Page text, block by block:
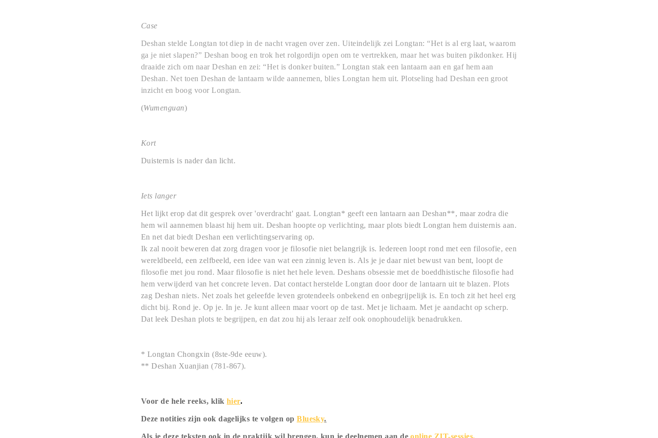
Case
Deshan stelde Longtan tot diep in de nacht vragen over zen. Uiteindelijk zei Longtan: “Het is al erg laat, waarom
ga je niet slapen?” Deshan boog en trok het rolgordijn open om te vertrekken, maar het was buiten pikdonker. Hij
draaide zich om naar Deshan en zei: “Het is donker buiten.” Longtan stak een lantaarn aan en gaf hem aan
Deshan. Net toen Deshan de lantaarn wilde aannemen, blies Longtan hem uit. Plotseling had Deshan een groot
inzicht en boog voor Longtan.
(Wumenguan)
Kort
Duisternis is nader dan licht.
Iets langer
Het lijkt erop dat dit gesprek over 'overdracht' gaat. Longtan* geeft een lantaarn aan Deshan**, maar zodra die
hem wil aannemen blaast hij hem uit. Deshan hoopte op verlichting, maar plots biedt Longtan hem duisternis aan.
En net dat biedt Deshan een verlichtingservaring op.
Ik zal nooit beweren dat zorg dragen voor je filosofie niet belangrijk is. Iedereen loopt rond met een filosofie, een
wereldbeeld, een zelfbeeld, een idee van wat een zinnig leven is. Als je je daar niet bewust van bent, loopt de
filosofie met jou rond. Maar filosofie is niet het hele leven. Deshans obsessie met de boeddhistische filosofie had
hem verwijderd van het concrete leven. Dat contact herstelde Longtan door door de lantaarn uit te blazen. Plots
zag Deshan niets. Net zoals het geleefde leven grotendeels onbekend en onbegrijpelijk is. En toch zit het heel erg
dicht bij. Rond je. Op je. In je. Je kunt alleen maar voort op de tast. Met je lichaam. Met je aandacht op scherp.
Dat leek Deshan plots te begrijpen, en dat zou hij als leraar zelf ook onophoudelijk benadrukken.
* Longtan Chongxin (8ste-9de eeuw).
** Deshan Xuanjian (781-867).
Voor de hele reeks, klik hier.
Deze notities zijn ook dagelijks te volgen op Bluesky.
Als je deze teksten ook in de praktijk wil brengen, kun je deelnemen aan deonline ZIT-sessies.